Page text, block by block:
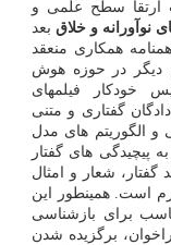
ارتقا سطح علمی و
نوآورانه و خلاق بعد
تفاهمنامه همکاری منعقد
دیگر در حوزه هوش
خودکار فیلمهای
گفتاری و متنی
و الگوریتم های مدل
پیچیدگی های گفتار
گفتار، شعار و امثال
است. همینطور این
برای بازشناسی
برگزیده شدن